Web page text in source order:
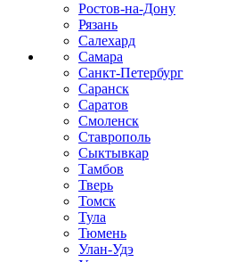
Ростов-на-Дону
Рязань
Салехард
Самара
Санкт-Петербург
Саранск
Саратов
Смоленск
Ставрополь
Сыктывкар
Тамбов
Тверь
Томск
Тула
Тюмень
Улан-Удэ